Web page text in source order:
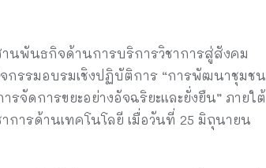
นพันธกิจด้านการบริการวิชาการสู่สังคม
กรรมอบรมเชิงปฏิบัติการ “การพัฒนาชุมชน
จัดการขยะอย่างอัจฉริยะและยั่งยืน” ภายใต้
การด้านเทคโนโลยี เมื่อวันที่ 25 มิถุนายน